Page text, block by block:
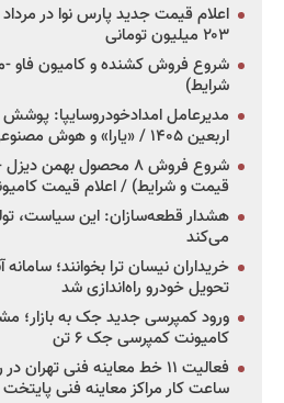
۲۰۳ میلیون تومانی
شرایط)
اربعین ۱۴۰۵ / «یارا» و هوش مصنوعی به خدمت زائران آمد
قیمت و شرایط) / اعلام قیمت کامیونت فورس
هشدار قطعه‌سازان: این سیاست،
می‌کند
خریداران نیسان ترا بخوانند؛ سامانه
تحویل خودرو راه‌اندازی شد
ورود کمپرسی جدید جک به بازار؛
کامیونت کمپرسی جک ۶ تن
فعالیت ۱۱ خط معاینه فنی
ساعت کار مراکز معاینه فنی پایتخت